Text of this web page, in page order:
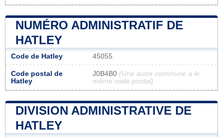
NUMÉRO ADMINISTRATIF DE
HATLEY
Code de Hatley 45055
Code postal de
Hatley
J0B4B0 (Une autre commune a le
même code postal)
DIVISION ADMINISTRATIVE DE
HATLEY